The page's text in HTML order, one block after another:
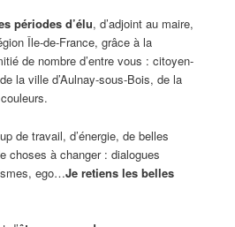
périodes d’élu, d’adjoint au maire,
Île-de-France, grâce à la
de nombre d’entre vous : citoyen-
la ville d’Aulnay-sous-Bois, de la
de travail, d’énergie, de belles
choses à changer : dialogues
ego…Je retiens les belles